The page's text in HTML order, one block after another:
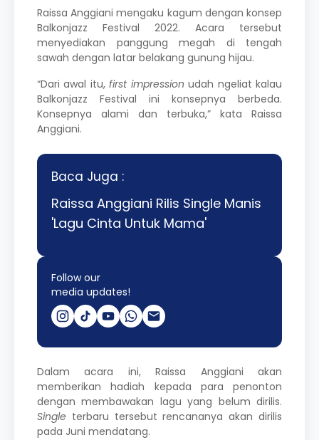
Raissa Anggiani mengaku kagum dengan konsep
Balkonjazz Festival 2022. Acara tersebut
menyediakan panggung megah di tengah
sawah dengan latar belakang gunung hijau.
“Dari awal itu,first impression udah ngeliat kalau
Balkonjazz Festival ini konsepnya berbeda.
Konsepnya alami dan terbuka,” kata Raissa
Anggiani.
Baca Juga :
Raissa Anggiani Rilis Single Manis
'Lagu Cinta Untuk Mama'
Follow our
media updates!
Dalam acara ini, Raissa Anggiani akan
memberikan hadiah kepada para penonton
dengan membawakan lagu yang belum dirilis.
Single terbaru tersebut rencananya akan dirilis
pada Juni mendatang.